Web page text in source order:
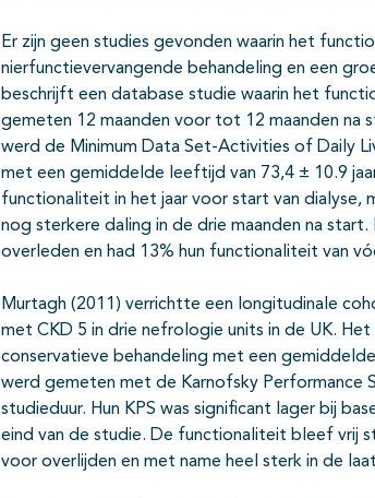
Er zijn geen studies gevonden waarin het
nierfunctievervangende behandeling en een
beschrijft een database studie waarin het
gemeten 12 maanden voor tot 12 maanden na
werd de Minimum Data Set-Activities of Daily
met een gemiddelde leeftijd van 73,4 ± 10.9
functionaliteit in het jaar voor start van dialyse,
nog sterkere daling in de drie maanden na
overleden en had 13% hun functionaliteit van
Murtagh (2011) verrichtte een longitudinale
met CKD 5 in drie nefrologie units in de UK.
conservatieve behandeling met een
werd gemeten met de Karnofsky Performance
studieduur. Hun KPS was significant lager bij
eind van de studie. De functionaliteit bleef vrij
voor overlijden en met name heel sterk in de